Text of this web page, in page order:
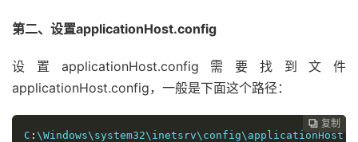
第二、设置applicationHost.config
设置applicationHost.config需要找到文件
applicationHost.config，一般是下面这个路径：
 复制
 复制
 复制
 复制
 复制
C : \Windows\system32\inetsrv\config\applicationHost